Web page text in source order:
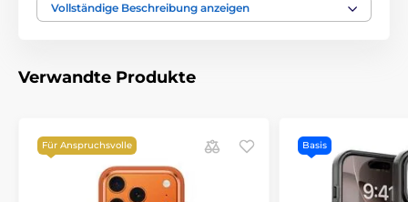
Perfekte Passform
Durchscheinende und matte Oberfläche
Einfache Installation und Demontage
Set enthält:
Vollständige Beschreibung anzeigen
Verwandte Produkte
Für Anspruchsvolle Basis